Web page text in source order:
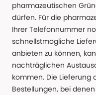
pharmazeutischen
dürfen. Für die
Ihrer Telefonnummer
schnellstmögliche
anbieten zu können,
nachträglichen
kommen. Die
Bestellungen, bei